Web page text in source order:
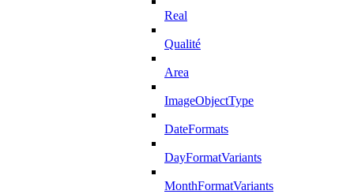
Real
Qualité
Area
ImageObjectType
DateFormats
DayFormatVariants
MonthFormatVariants